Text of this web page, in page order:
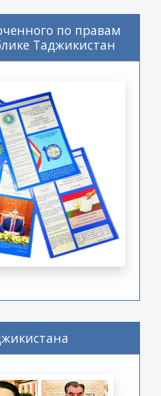
по правам
Таджикистан